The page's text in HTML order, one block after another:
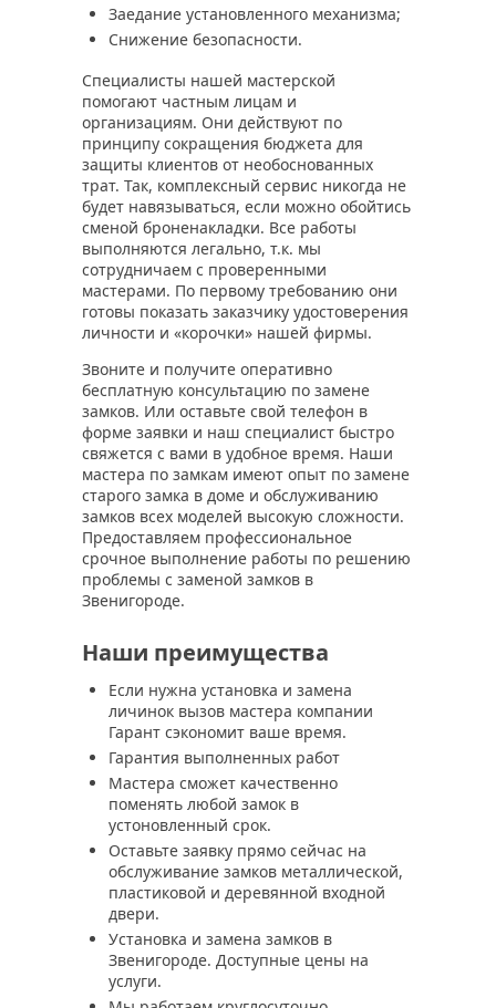
Заедание установленного механизма;
Снижение безопасности.
Специалисты нашей мастерской
помогают частным лицам и
организациям. Они действуют по
принципу сокращения бюджета для
защиты клиентов от необоснованных
трат. Так, комплексный сервис никогда не
будет навязываться, если можно обойтись
сменой броненакладки. Все работы
выполняются легально, т.к. мы
сотрудничаем с проверенными
мастерами. По первому требованию они
готовы показать заказчику удостоверения
личности и «корочки» нашей фирмы.
Звоните и получите оперативно
бесплатную консультацию по замене
замков. Или оставьте свой телефон в
форме заявки и наш специалист быстро
свяжется с вами в удобное время. Наши
мастера по замкам имеют опыт по замене
старого замка в доме и обслуживанию
замков всех моделей высокую сложности.
Предоставляем профессиональное
срочное выполнение работы по решению
проблемы с заменой замков в
Звенигороде.
Наши преимущества
Если нужна установка и замена
личинок вызов мастера компании
Гарант сэкономит ваше время.
Гарантия выполненных работ
Мастера сможет качественно
поменять любой замок в
устоновленный срок.
Оставьте заявку прямо сейчас на
обслуживание замков металлической,
пластиковой и деревянной входной
двери.
Установка и замена замков в
Звенигороде. Доступные цены на
услуги.